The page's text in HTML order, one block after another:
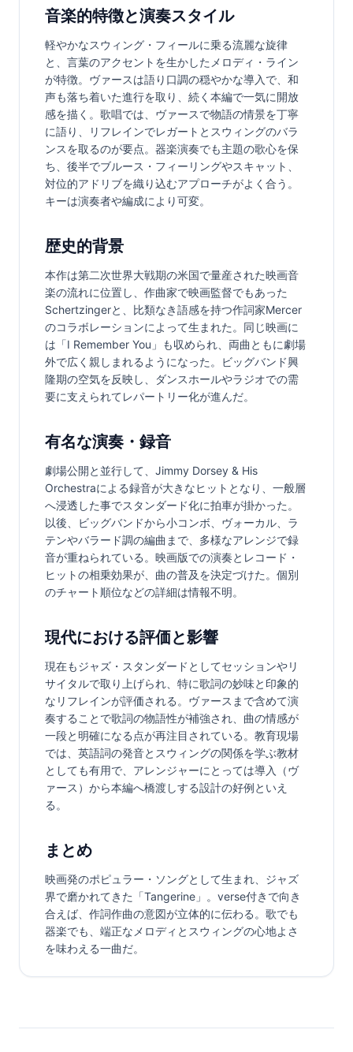
音楽的特徴と演奏スタイル
軽やかなスウィング・フィールに乗る流麗な旋律
と、言葉のアクセントを生かしたメロディ・ライン
が特徴。ヴァースは語り口調の穏やかな導入で、和
声も落ち着いた進行を取り、続く本編で一気に開放
感を描く。歌唱では、ヴァースで物語の情景を丁寧
に語り、リフレインでレガートとスウィングのバラ
ンスを取るのが要点。器楽演奏でも主題の歌心を保
ち、後半でブルース・フィーリングやスキャット、
対位的アドリブを織り込むアプローチがよく合う。
キーは演奏者や編成により可変。
歴史的背景
本作は第二次世界大戦期の米国で量産された映画音
楽の流れに位置し、作曲家で映画監督でもあった
Schertzingerと、比類なき語感を持つ作詞家Mercer
のコラボレーションによって生まれた。同じ映画に
は「I Remember You」も収められ、両曲ともに劇場
外で広く親しまれるようになった。ビッグバンド興
隆期の空気を反映し、ダンスホールやラジオでの需
要に支えられてレパートリー化が進んだ。
有名な演奏・録音
劇場公開と並行して、Jimmy Dorsey & His
Orchestraによる録音が大きなヒットとなり、一般層
へ浸透した事でスタンダード化に拍車が掛かった。
以後、ビッグバンドから小コンボ、ヴォーカル、ラ
テンやバラード調の編曲まで、多様なアレンジで録
音が重ねられている。映画版での演奏とレコード・
ヒットの相乗効果が、曲の普及を決定づけた。個別
のチャート順位などの詳細は情報不明。
現代における評価と影響
現在もジャズ・スタンダードとしてセッションやリ
サイタルで取り上げられ、特に歌詞の妙味と印象的
なリフレインが評価される。ヴァースまで含めて演
奏することで歌詞の物語性が補強され、曲の情感が
一段と明確になる点が再注目されている。教育現場
では、英語詞の発音とスウィングの関係を学ぶ教材
としても有用で、アレンジャーにとっては導入（ヴ
ァース）から本編へ橋渡しする設計の好例といえ
る。
まとめ
映画発のポピュラー・ソングとして生まれ、ジャズ
界で磨かれてきた「Tangerine」。verse付きで向き
合えば、作詞作曲の意図が立体的に伝わる。歌でも
器楽でも、端正なメロディとスウィングの心地よさ
を味わえる一曲だ。